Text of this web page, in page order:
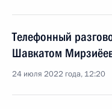
Телефонный
Шавкатом
24 июля 2022 года, 12:20